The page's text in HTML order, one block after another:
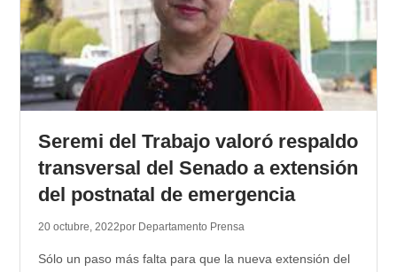
GALERIA DE FOTOS
APP MÓVIL
Seremi del Trabajo valoró respaldo
transversal del Senado a extensión
del postnatal de emergencia
20 octubre, 2022por Departamento Prensa
Sólo un paso más falta para que la nueva extensión del